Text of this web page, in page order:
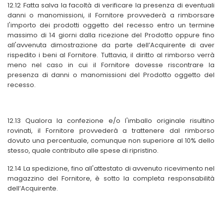
12.12 Fatta salva la facoltà di verificare la presenza di eventuali
danni o manomissioni, il Fornitore provvederà a rimborsare
l'importo dei prodotti oggetto del recesso entro un termine
massimo di 14 giorni dalla ricezione del Prodotto oppure fino
all'avvenuta dimostrazione da parte dell’Acquirente di aver
rispedito i beni al Fornitore. Tuttavia, il diritto al rimborso verrà
meno nel caso in cui il Fornitore dovesse riscontrare la
presenza di danni o manomissioni del Prodotto oggetto del
recesso.
12.13 Qualora la confezione e/o l'imballo originale risultino
rovinati, il Fornitore provvederà a trattenere dal rimborso
dovuto una percentuale, comunque non superiore al 10% dello
stesso, quale contributo alle spese di ripristino.
12.14 La spedizione, fino all'attestato di avvenuto ricevimento nel
magazzino del Fornitore, è sotto la completa responsabilità
dell’Acquirente.